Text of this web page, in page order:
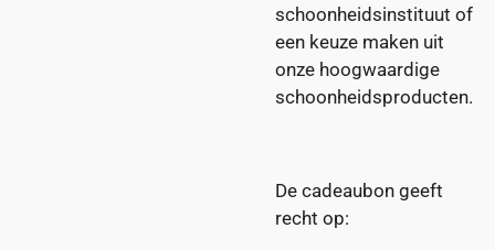
schoonheidsinstituut of
een keuze maken uit
onze hoogwaardige
schoonheidsproducten.
De cadeaubon geeft
recht op: